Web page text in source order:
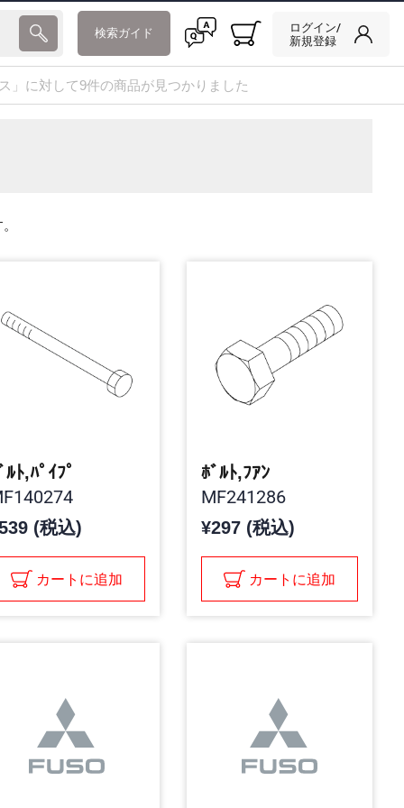
検索ガイド
ログイン/
新規登録
」に対して9件の商品が見つかりました
ﾙﾄ,ﾊﾟｲﾌﾟ
(税込)
カートに追加
ﾎﾞﾙﾄ,ﾌｱﾝ
MF241286
¥297 (税込)
カートに追加